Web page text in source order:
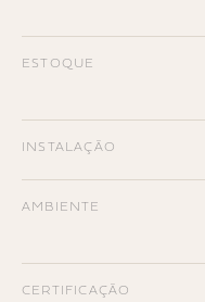
ESTOQUE
INSTALAÇÃO
AMBIENTE
CERTIFICAÇÃO